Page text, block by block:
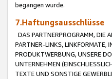
begangen wurde.
7.Haftungsausschlüsse
DAS PARTNERPROGRAMM, DIE
PARTNER-LINKS, LINKFORMATE,
PRODUKTWERBUNG, UNSERE
UNTERNEHMEN
TEXTE UND SONSTIGE